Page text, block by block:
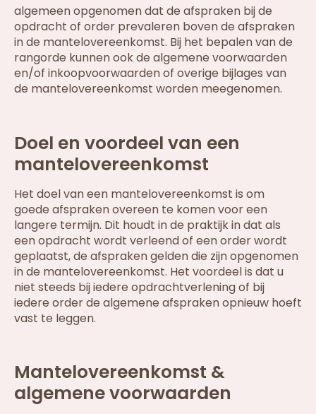
algemeen opgenomen dat de afspraken bij de
opdracht of order prevaleren boven de afspraken
in de mantelovereenkomst. Bij het bepalen van de
rangorde kunnen ook de algemene voorwaarden
en/of inkoopvoorwaarden of overige bijlages van
de mantelovereenkomst worden meegenomen.
Doel en voordeel van een
mantelovereenkomst
Het doel van een mantelovereenkomst is om
goede afspraken overeen te komen voor een
langere termijn. Dit houdt in de praktijk in dat als
een opdracht wordt verleend of een order wordt
geplaatst, de afspraken gelden die zijn opgenomen
in de mantelovereenkomst. Het voordeel is dat u
niet steeds bij iedere opdrachtverlening of bij
iedere order de algemene afspraken opnieuw hoeft
vast te leggen.
Mantelovereenkomst &
algemene voorwaarden